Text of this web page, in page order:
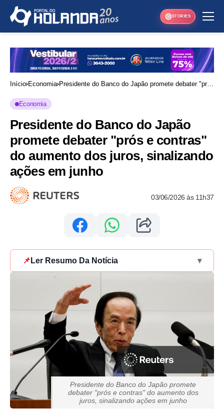
STORIES
Início Economia Presidente do Banco do Japão promete debater "prós
Economia
Presidente do Banco do Japão
promete debater "prós e contras"
do aumento dos juros, sinalizando
ações em junho
03/06/2026 às 11h37
📌 Ler Resumo Da Notícia ▾
Presidente do Banco do Japão promete
debater "prós e contras" do aumento dos
juros, sinalizando ações em junho